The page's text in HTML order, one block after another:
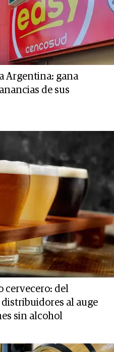
Argentina: gana
de sus
cervecero: del
al auge
sin alcohol